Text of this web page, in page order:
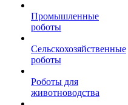
Промышленные
роботы
Сельскохозяйственные
роботы
Роботы для
животноводства